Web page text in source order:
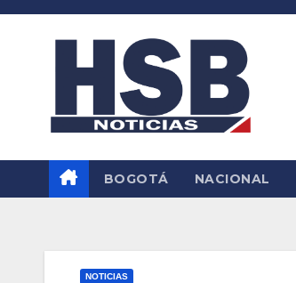
Saltar
BOGOTÁ NACIONAL
NOTICIAS